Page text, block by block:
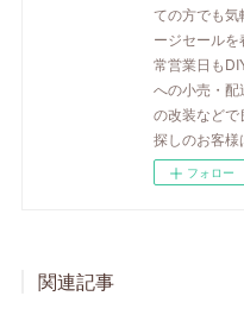
ての方でも
ージセール
常営業日も
への小売・
の改装など
探しのお客様
フォロー
関連記事